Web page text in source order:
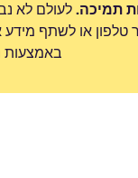
תמיכה. לעולם לא
או לשתף מידע
באמצעות